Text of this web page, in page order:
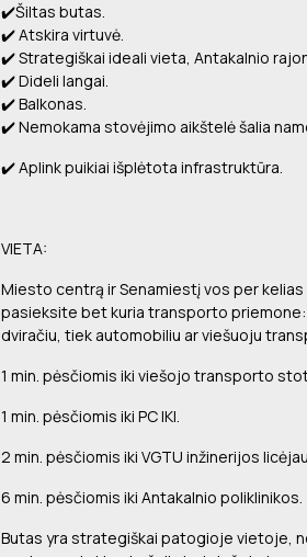
✔️Šiltas butas.
✔️ Atskira virtuvė.
✔️ Strategiškai ideali vieta, Antakalnio
✔️ Dideli langai.
✔️ Balkonas.
✔️ Nemokama stovėjimo aikštelė šalia
✔️ Aplink puikiai išplėtota infrastruktūra.
VIETA:
Miesto centrą ir Senamiestį vos per
pasieksite bet kuria transporto
dviračiu, tiek automobiliu ar viešuoju
1 min. pėsčiomis iki viešojo transporto
1 min. pėsčiomis iki PC IKI.
2 min. pėsčiomis iki VGTU inžinerijos
6 min. pėsčiomis iki Antakalnio poliklinikos.
Butas yra strategiškai patogioje vietoje,